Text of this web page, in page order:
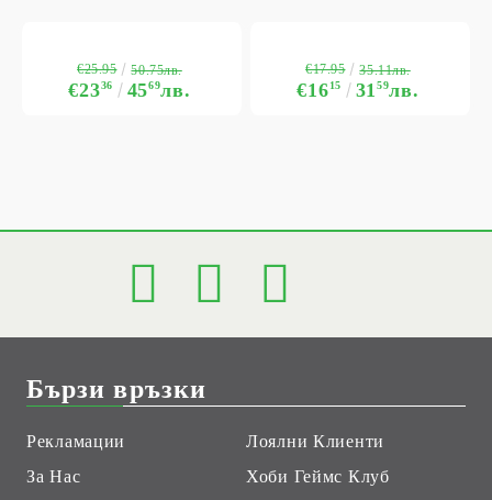
€2336 4569лв.
€25.95 50.75лв.
€1615 3159лв.
€17.95 35.11лв.
Бързи връзки
Рекламации
За Нас
Лоялни Клиенти
Хоби Геймс Клуб